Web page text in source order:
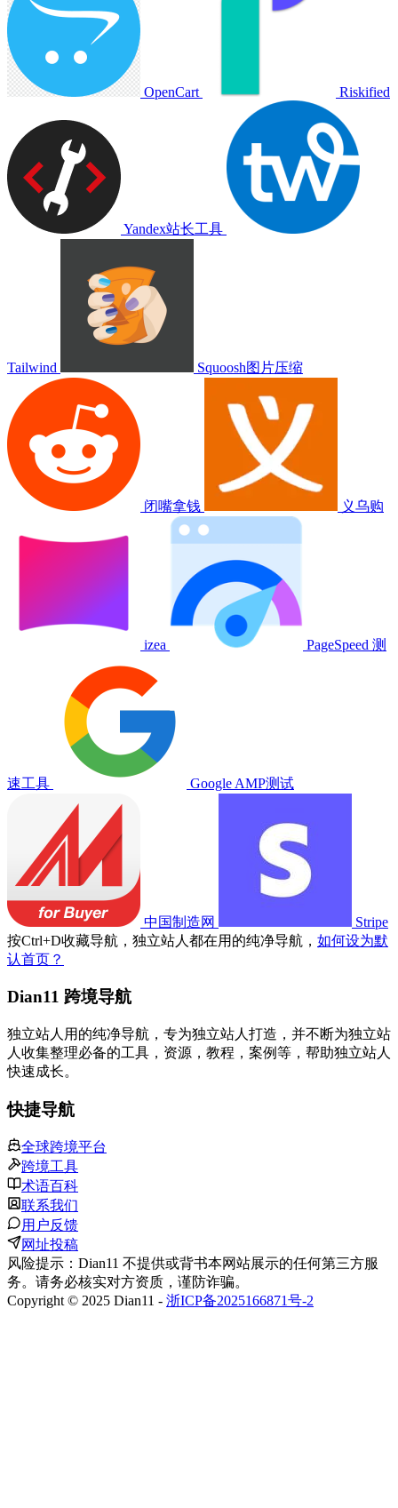
OpenCart Riskified
Yandex站长工具
Tailwind Squoosh图片压缩
闭嘴拿钱 义乌购
izea PageSpeed 测
速工具 Google AMP测试
中国制造网
Stripe
按Ctrl+D收藏导航，独立站人都在用的纯净导航， 如何设为默
认首页？
Dian11 跨境导航
独立站人用的纯净导航，专为独立站人打造，并不断为独立站
人收集整理必备的工具，资源，教程，案例等，帮助独立站人
快速成长。
快捷导航
全球跨境平台
跨境工具
术语百科
联系我们
用户反馈
网址投稿
风险提示：Dian11 不提供或背书本网站展示的任何第三方服
务。请务必核实对方资质，谨防诈骗。
Copyright © 2025 Dian11 - 浙ICP备2025166871号-2